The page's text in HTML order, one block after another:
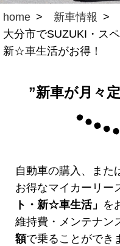
自動車保険
ロードサービス
会社案内
home
新車情報
大分市でSUZUKI・ス
新☆車生活がお得！
”新車が月々
自動車の購入、また
お得なマイカーリー
ト・新☆車生活」 を
維持費・メンテナン
額で乗ることができ